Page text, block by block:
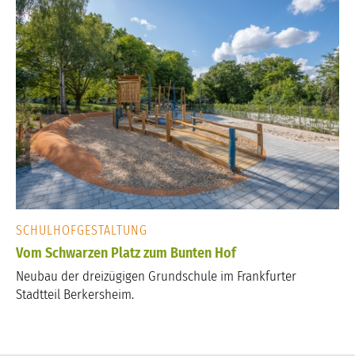
SCHULHOFGESTALTUNG
Vom Schwarzen Platz zum Bunten Hof
Neubau der dreizügigen Grundschule im Frankfurter
Stadtteil Berkersheim.